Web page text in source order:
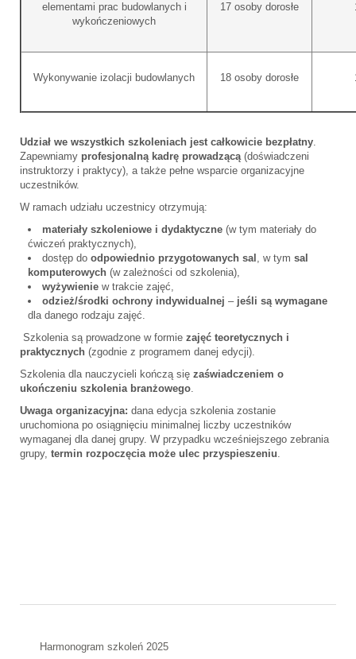
elementami prac budowlanych i
wykończeniowych
17 osoby dorosłe
Wykonywanie izolacji budowlanych 18 osoby dorosłe
Udział we wszystkich szkoleniach jest całkowicie bezpłatny.
Zapewniamy profesjonalną kadrę prowadzącą(doświadczeni
instruktorzy i praktycy), a także pełne wsparcie organizacyjne
uczestników.
W ramach udziału uczestnicy otrzymują:
materiały szkoleniowe i dydaktyczne (w tym materiały do
ćwiczeń praktycznych),
dostęp do odpowiednio przygotowanych sal , w tym sal
komputerowych (w zależności od szkolenia),
wyżywienie w trakcie zajęć,
odzież/środki ochrony indywidualnej – jeśli są wymagane
dla danego rodzaju zajęć.
Szkolenia są prowadzone w formie zajęć teoretycznych i
praktycznych (zgodnie z programem danej edycji).
Szkolenia dla nauczycieli kończą się zaświadczeniem o
ukończeniu szkolenia branżowego.
Uwaga organizacyjna: dana edycja szkolenia zostanie
uruchomiona po osiągnięciu minimalnej liczby uczestników
wymaganej dla danej grupy. W przypadku wcześniejszego zebrania
grupy, termin rozpoczęcia może ulec przyspieszeniu.
Harmonogram szkoleń 2025